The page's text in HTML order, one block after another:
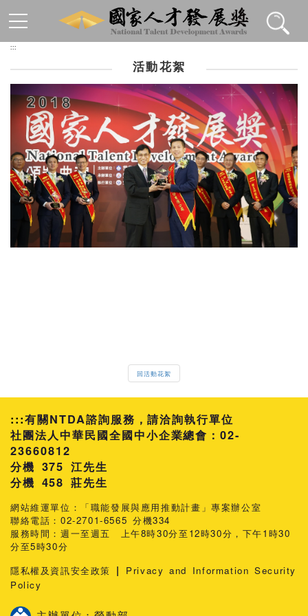
:::
活動花絮
回活動花絮
:::有關NTDA諮詢服務，請洽詢執行單位
社團法人中華民國全國中小企業總會：02-
23660812
分機 375 江先生
458 莊先生
網站維運單位：「職能發展與應用推動計畫」專案辦公室
聯絡電話：02-2701-6565 分機334
服務時間：週一至週五 上午8時30分至12時30分，下午1時30
分至5時30分
隱私權及資訊安全政策 |
Privacy and Information Security
Policy